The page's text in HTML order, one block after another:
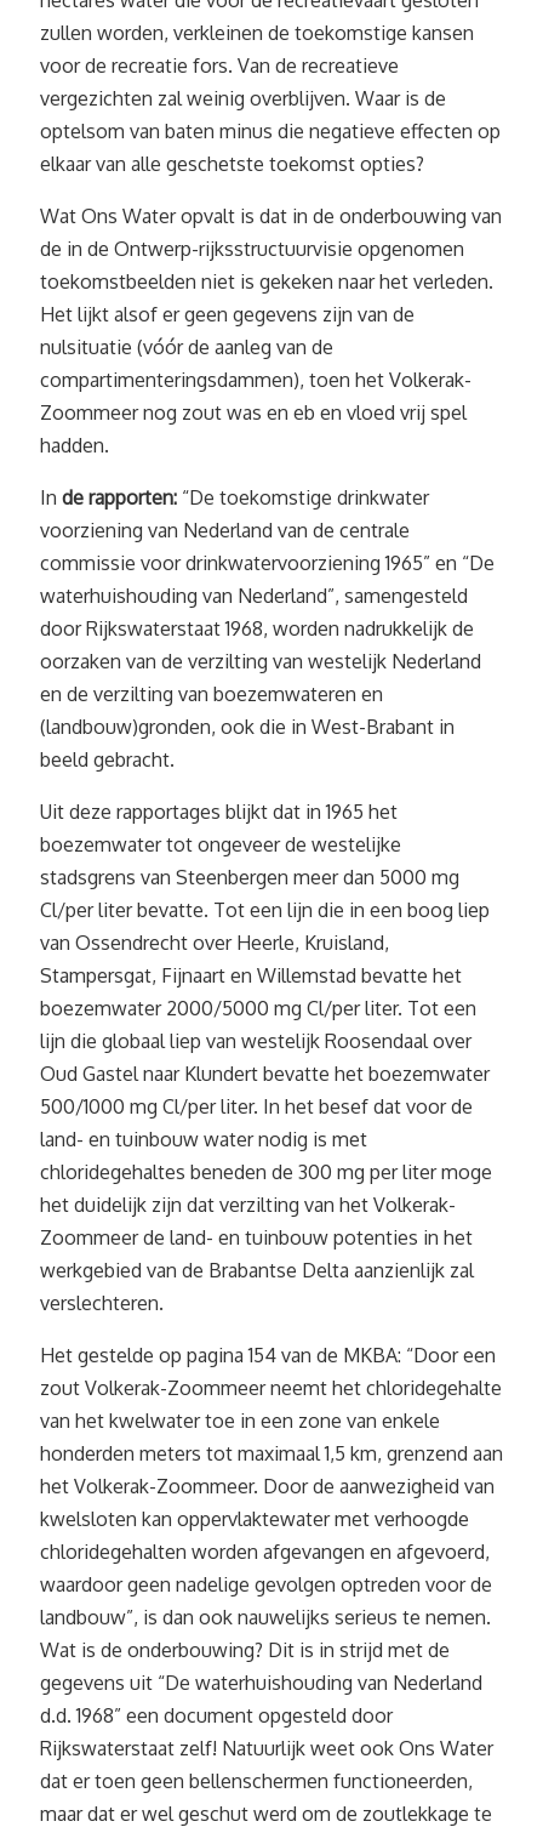
zullen worden, verkleinen de toekomstige kansen
voor de recreatie fors. Van de recreatieve
vergezichten zal weinig overblijven. Waar is de
optelsom van baten minus die negatieve effecten op
elkaar van alle geschetste toekomst opties?
Wat Ons Water opvalt is dat in de onderbouwing van
de in de Ontwerp-rijksstructuurvisie opgenomen
toekomstbeelden niet is gekeken naar het verleden.
Het lijkt alsof er geen gegevens zijn van de
nulsituatie (vóór de aanleg van de
compartimenteringsdammen), toen het Volkerak-
Zoommeer nog zout was en eb en vloed vrij spel
hadden.
In de rapporten: “De toekomstige drinkwater
voorziening van Nederland van de centrale
commissie voor drinkwatervoorziening 1965” en “De
waterhuishouding van Nederland”, samengesteld
door Rijkswaterstaat 1968, worden nadrukkelijk de
oorzaken van de verzilting van westelijk Nederland
en de verzilting van boezemwateren en
(landbouw)gronden, ook die in West-Brabant in
beeld gebracht.
Uit deze rapportages blijkt dat in 1965 het
boezemwater tot ongeveer de westelijke
stadsgrens van Steenbergen meer dan 5000 mg
Cl/per liter bevatte. Tot een lijn die in een boog liep
van Ossendrecht over Heerle, Kruisland,
Stampersgat, Fijnaart en Willemstad bevatte het
boezemwater 2000/5000 mg Cl/per liter. Tot een
lijn die globaal liep van westelijk Roosendaal over
Oud Gastel naar Klundert bevatte het boezemwater
500/1000 mg Cl/per liter. In het besef dat voor de
land- en tuinbouw water nodig is met
chloridegehaltes beneden de 300 mg per liter moge
het duidelijk zijn dat verzilting van het Volkerak-
Zoommeer de land- en tuinbouw potenties in het
werkgebied van de Brabantse Delta aanzienlijk zal
verslechteren.
Het gestelde op pagina 154 van de MKBA: “Door een
zout Volkerak-Zoommeer neemt het chloridegehalte
van het kwelwater toe in een zone van enkele
honderden meters tot maximaal 1,5 km, grenzend aan
het Volkerak-Zoommeer. Door de aanwezigheid van
kwelsloten kan oppervlaktewater met verhoogde
chloridegehalten worden afgevangen en afgevoerd,
waardoor geen nadelige gevolgen optreden voor de
landbouw”, is dan ook nauwelijks serieus te nemen.
Wat is de onderbouwing? Dit is in strijd met de
gegevens uit “De waterhuishouding van Nederland
d.d. 1968” een document opgesteld door
Rijkswaterstaat zelf! Natuurlijk weet ook Ons Water
dat er toen geen bellenschermen functioneerden,
maar dat er wel geschut werd om de zoutlekkage te